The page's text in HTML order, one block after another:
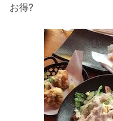
お得?